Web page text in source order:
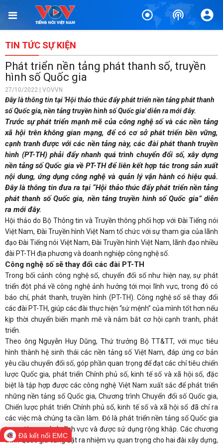
TIN TỨC SỰ KIỆN
Phát triển nền tảng phát thanh số, truyền
hình số Quốc gia
27/10/2022 | VOVVN
Đây là thông tin tại 'Hội thảo thúc đẩy phát triển nền tảng phát thanh
số Quốc gia, nền tảng truyền hình số Quốc gia' diễn ra mới đây.
Trước sự phát triển mạnh mẽ của công nghệ số và các nền tảng
xã hội trên không gian mạng, để có cơ sở phát triển bền vững,
cạnh tranh được với các nền tảng này, các đài phát thanh truyền
hình (PT-TH) phải đẩy nhanh quá trình chuyển đổi số, xây dựng
nền tảng số Quốc gia về PT-TH để liên kết hợp tác trong sản xuất
nội dung, ứng dụng công nghệ và quản lý vận hành có hiệu quả.
Đây là thông tin đưa ra tại “Hội thảo thúc đẩy phát triển nền tảng
phát thanh số Quốc gia, nền tảng truyền hình số Quốc gia” diễn
ra mới đây.
Hội thảo do Bộ Thông tin và Truyền thông phối hợp với Đài Tiếng nói
Việt Nam, Đài Truyền hình Việt Nam tổ chức với sự tham gia của lãnh
đạo Đài Tiếng nói Việt Nam, Đài Truyền hình Việt Nam, lãnh đạo nhiều
đài PT-TH địa phương và doanh nghiệp công nghệ số.
Công nghệ số sẽ thay đổi các đài PT-TH
Trong bối cảnh công nghệ số, chuyển đổi số như hiện nay, sự phát
triển đột phá về công nghệ ảnh hưởng tới mọi lĩnh vực, trong đó có
báo chí, phát thanh, truyền hình (PT-TH). Công nghệ số sẽ thay đổi
các đài PT-TH, giúp các đài thực hiện “sứ mệnh” của mình tốt hơn nếu
kịp thời chuyển biến mạnh mẽ và nắm bắt cơ hội cạnh tranh, phát
triển.
Theo ông Nguyễn Huy Dũng, Thứ trưởng Bộ TT&TT, với mục tiêu
hình thành hệ sinh thái các nền tảng số Việt Nam, đáp ứng cơ bản
yêu cầu chuyển đổi số, góp phần quan trọng để đạt các chỉ tiêu chiến
lược Quốc gia, phát triển Chính phủ số, kinh tế số và xã hội số, đặc
biệt là tập hợp được các công nghệ Việt Nam xuất sắc để phát triển
những nền tảng số Quốc gia, Chương trình Chuyển đổi số Quốc gia,
Chiến lược phát triển Chính phủ số, kinh tế số và xã hội số đã chỉ ra
các việc mà chúng ta cần làm. Đó là phát triển nền tảng số Quốc gia
trong từng ngành, lĩnh vực và được sử dụng rộng khắp. Các chương
trình Quốc gia cũng đặt ra nhiệm vụ quan trọng cho hai đài xây dựng,
Đã kết nối EMC